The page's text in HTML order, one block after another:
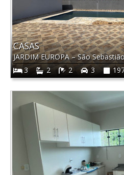
CASAS
JARDIM EUROPA–São
3
2 2 3